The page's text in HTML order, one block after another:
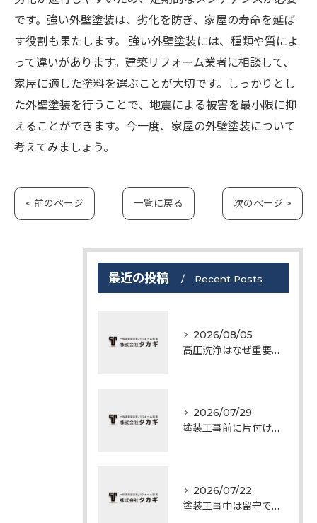
です。強い外壁塗装は、劣化を防ぎ、家屋の寿命を延ば
す役割も果たします。 強い外壁塗装には、種類や質によ
って違いがあります。建築リフォーム業者に相談して、
家屋に適した塗料を選ぶことが大切です。しっかりとし
た外壁塗装を行うことで、地震による被害を最小限に抑
えることができます。今一度、家屋の外壁塗装について
考えてみましょう。
< 前のページ 一覧に戻る 次のページ >
最近の投稿 Recent Posts
2026/08/05
高圧洗浄はなぜ重要？塗装前に必ず行う理由
2026/07/29
塗装工事前に片付けておくべきものとは
2026/07/22
塗装工事中は留守でも大丈夫？工事期間中によくあるご質問にお答えします